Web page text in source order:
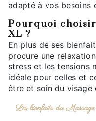
adapté à vos besoins
Pourquoi choisir un Massage Gua Sha
XL ?
En plus de ses bienfaits esthétiques, ce massage
procure une
stress et les tensions
idéale pour celles et
être et soin du visage
Les bienfaits du